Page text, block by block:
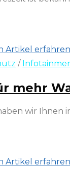
/
mehr
wir Ihnen